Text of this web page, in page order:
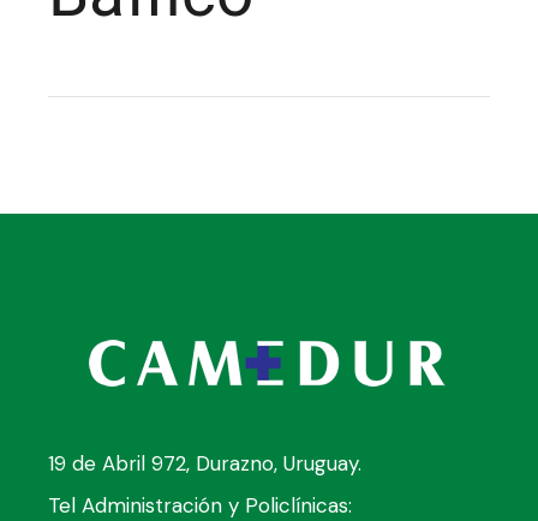
19 de Abril 972, Durazno, Uruguay.
Tel Administración y Policlínicas: